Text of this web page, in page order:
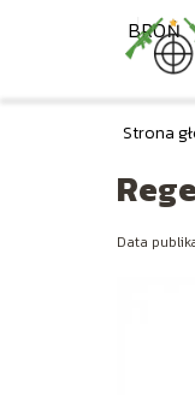
BROŃ
Strona
Data